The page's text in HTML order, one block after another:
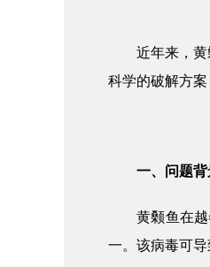
近年来，黄
科学的破解方
一、问题背
黄颡鱼在
一。该病毒可